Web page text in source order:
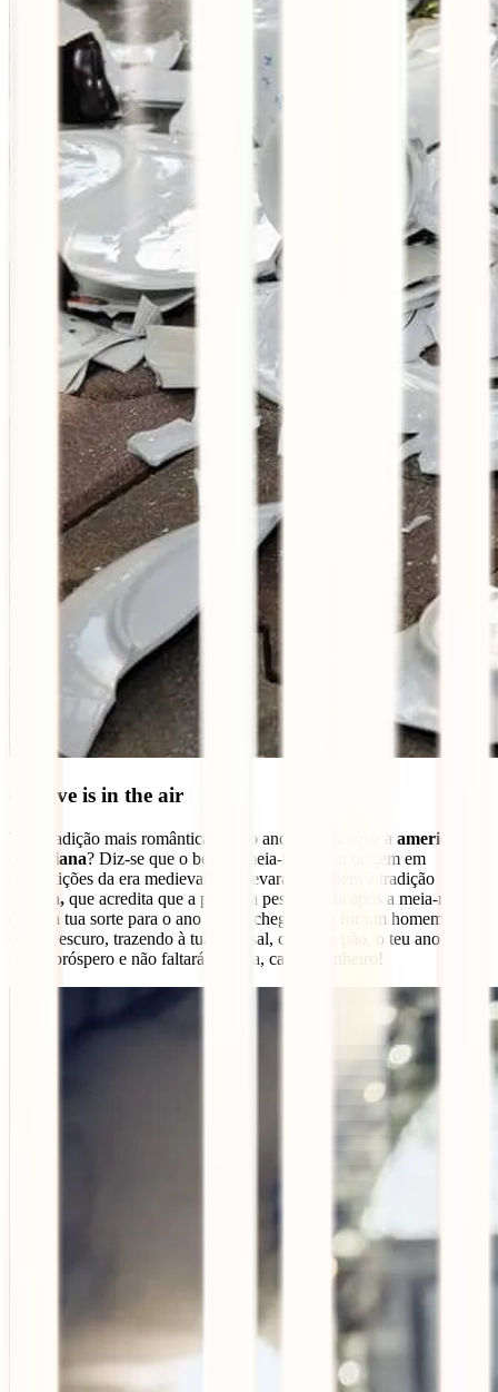
4. Love is in the air
Tem tradição mais romântica para o ano novo do que a americana
canadiana? Diz-se que o beijo à meia-noite tem origem em
superstições da era medieval, que levaram também à tradição
inglesa, que acredita que a primeira pessoa vista após a meia-noite
ditará a tua sorte para o ano recém-chegado: se for um homem de
cabelo escuro, trazendo à tua casa sal, carvão e pão, o teu ano será
muito próspero e não faltará comida, calor e dinheiro!